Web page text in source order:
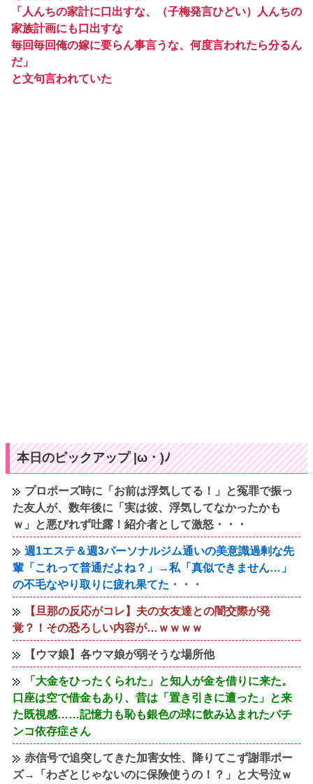
「人んちの家計に口出すな、（子梅発言ひどい）人んちの
家族計画にも口出すな
毎回毎回俺の嫁に要らん事言うな、何度言われたら分るん
だ」
と文句言われていた
本日のピックアップ |ω・)ﾉ
プロポーズ時に「お前は浮気してる！」と冤罪で振っ
た友人が、数年後に「実は彼、浮気してなかったかも
ｗ」と悪びれず吐露！紹介者として激怒・・・
週1エステ＆週3パーソナルジム通いの美意識過剰な先
輩「これって普通だよね？」→私「真似できません…」
の不毛なやり取りに疲れ果てた・・・
【旦那の反応がコレ】夫の女友達との闇交際が発
覚？！その恐ろしい内容が…ｗｗｗｗ
【ウマ娘】各ウマ娘が弱そうな場所他
「大金をひったくられた」と知人が金を借りに来た。
口座は空で借金もあり、昔は「置き引きに遭った」と来
た既視感……記憶力も恥も銀色の球に飲み込まれたパチ
ンコ依存症さん
赤信号で追突してきた加害女性、降りてこず謝罪ポー
ズ→「わざとじゃないのに保険使うの！？」と大号泣ｗ